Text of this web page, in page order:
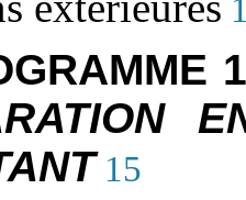
15